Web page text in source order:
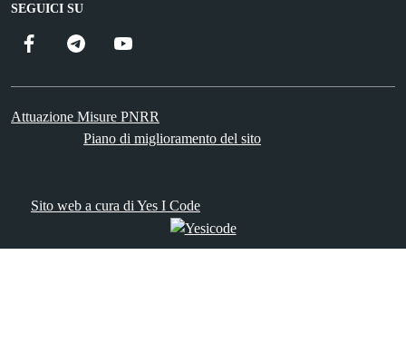
SEGUICI SU
Facebook Telegram
Attuazione Misure PNRR
Piano di miglioramento del sito
Sito web a cura di Yes I Code